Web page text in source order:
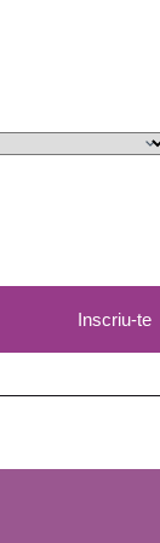
Inscriu-te